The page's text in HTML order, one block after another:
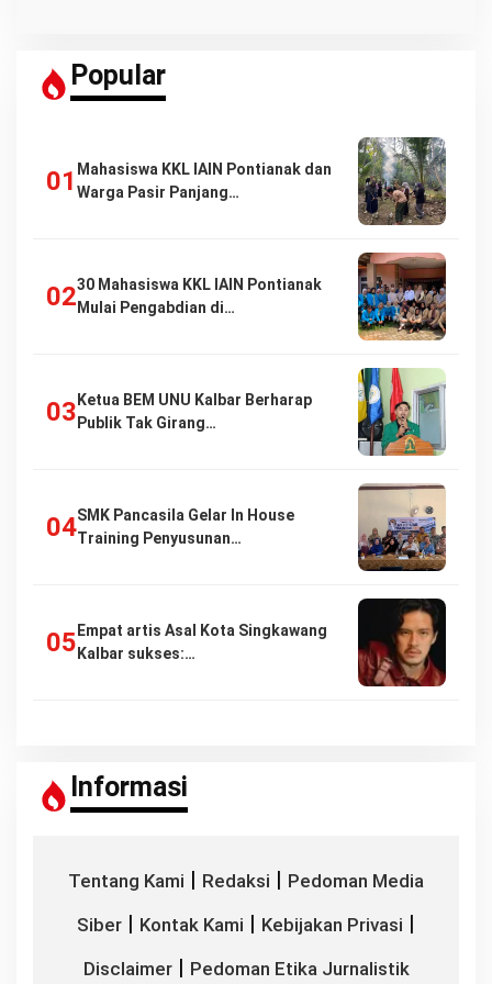
Popular
Mahasiswa KKL IAIN Pontianak dan
Warga Pasir Panjang…
30 Mahasiswa KKL IAIN Pontianak
Mulai Pengabdian di…
Ketua BEM UNU Kalbar Berharap
Publik Tak Girang…
SMK Pancasila Gelar In House
Training Penyusunan…
Empat artis Asal Kota Singkawang
Kalbar sukses:…
Informasi
Tentang Kami | Redaksi | Pedoman Media
Siber | Kontak Kami | Kebijakan Privasi |
Disclaimer| Pedoman Etika Jurnalistik